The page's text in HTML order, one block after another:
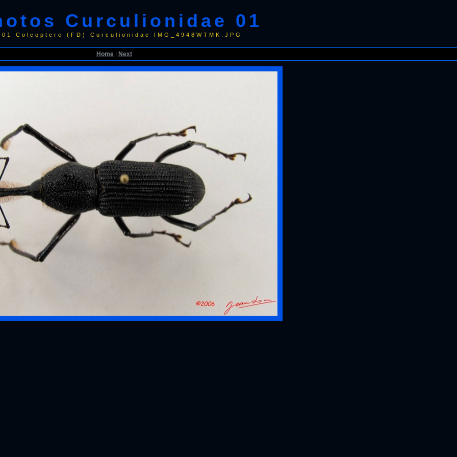
Curculionidae 01
Coleoptere (FD) Curculionidae IMG_4948WTMK.JPG
Home Next